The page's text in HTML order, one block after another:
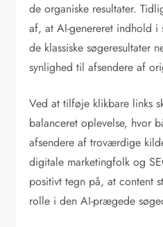
de organiske resultater.
af, at AI-genereret indhold i
de klassiske søgeresultater
synlighed til afsendere af
Ved at tilføje klikbare links
balanceret oplevelse, hvor
afsendere af troværdige
digitale marketingfolk og
positivt tegn på, at content
rolle i den AI-prægede